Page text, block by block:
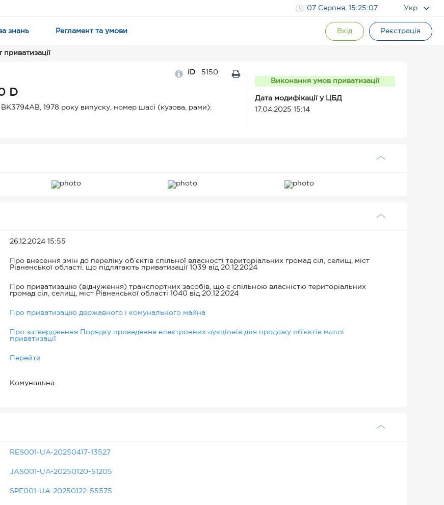
07 Серпня, 15:25:08 Укр
знань Регламент та умови Вхід Реєстрація
приватизації
ID 5150
D
1978 року випуску, номер шасі (кузова, рами):
Виконання умов приватизації
Дата модифікації у ЦБД
17.04.2025 15:14
26.12.2024 15:55
Про внесення змін до переліку об’єктів спільної власності територіальних громад сіл, селищ, міст
Рівненської області, що підлягають приватизації 1039 від 20.12.2024
Про приватизацію (відчуження) транспортних засобів, що є спільною власністю територіальних
громад сіл, селищ, міст Рівненської області 1040 від 20.12.2024
Про приватизацію державного і комунального майна
Про затвердження Порядку проведення електронних аукціонів для продажу об’єктів малої
приватизації
Перейти
Комунальна
RES001-UA-20250417-13527
JAS001-UA-20250120-51205
SPE001-UA-20250122-55575